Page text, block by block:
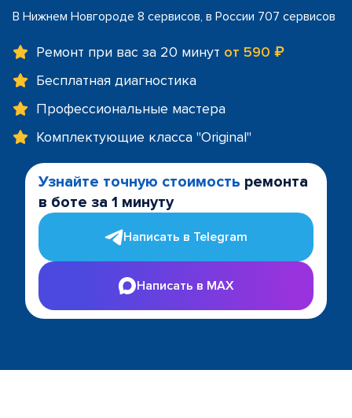
В Нижнем Новгороде 8 сервисов, в России 707 сервисов
Ремонт при вас за 20 минут от 590 ₽
Бесплатная диагностика
Профессиональные мастера
Комплектующие класса "Original"
Узнайте точную стоимость ремонта
в боте за 1 минуту
Написать в Telegram
Написать в MAX